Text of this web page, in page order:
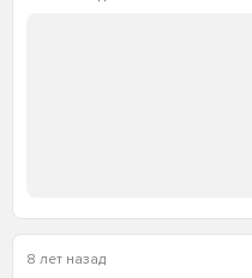
8 лет назад